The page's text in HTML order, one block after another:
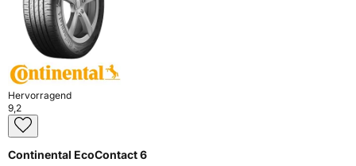
Hervorragend
9,2
Continental EcoContact 6